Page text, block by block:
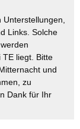
Links. Solche
TE liegt. Bitte
und
zu
Dank für Ihr